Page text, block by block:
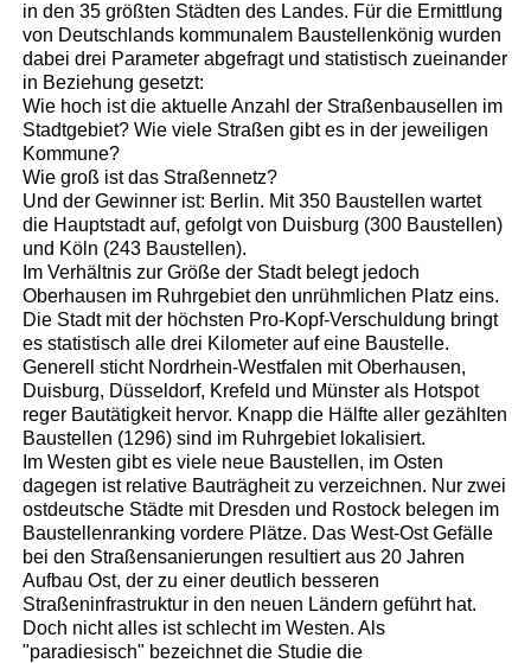
in den 35 größten Städten des Landes. Für die Ermittlung
von Deutschlands kommunalem Baustellenkönig wurden
dabei drei Parameter abgefragt und statistisch zueinander
in Beziehung gesetzt:
Wie hoch ist die aktuelle Anzahl der Straßenbausellen im
Stadtgebiet? Wie viele Straßen gibt es in der jeweiligen
Kommune?
Wie groß ist das Straßennetz?
Und der Gewinner ist: Berlin. Mit 350 Baustellen wartet
die Hauptstadt auf, gefolgt von Duisburg (300 Baustellen)
und Köln (243 Baustellen).
Im Verhältnis zur Größe der Stadt belegt jedoch
Oberhausen im Ruhrgebiet den unrühmlichen Platz eins.
Die Stadt mit der höchsten Pro-Kopf-Verschuldung bringt
es statistisch alle drei Kilometer auf eine Baustelle.
Generell sticht Nordrhein-Westfalen mit Oberhausen,
Duisburg, Düsseldorf, Krefeld und Münster als Hotspot
reger Bautätigkeit hervor. Knapp die Hälfte aller gezählten
Baustellen (1296) sind im Ruhrgebiet lokalisiert.
Im Westen gibt es viele neue Baustellen, im Osten
dagegen ist relative Bauträgheit zu verzeichnen. Nur zwei
ostdeutsche Städte mit Dresden und Rostock belegen im
Baustellenranking vordere Plätze. Das West-Ost Gefälle
bei den Straßensanierungen resultiert aus 20 Jahren
Aufbau Ost, der zu einer deutlich besseren
Straßeninfrastruktur in den neuen Ländern geführt hat.
Doch nicht alles ist schlecht im Westen. Als
"paradiesisch" bezeichnet die Studie die